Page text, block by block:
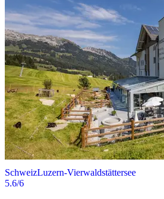
SchweizLuzern-Vierwaldstättersee
5.6/6